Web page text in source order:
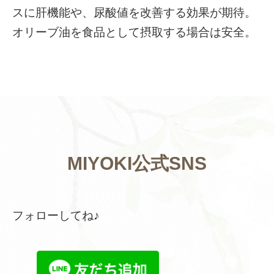
スに肝機能や、尿酸値を改善する効果が期待。
オリーブ油を食品として摂取する場合は安全。
MIYOKI公式SNS
フォローしてね♪